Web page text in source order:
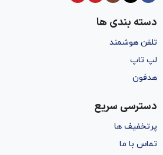
دسته بندی ها
تلفن هوشمند
لپ تاپ
هدفون
دسترسی سریع
پرتخفیف ها
تماس با ما